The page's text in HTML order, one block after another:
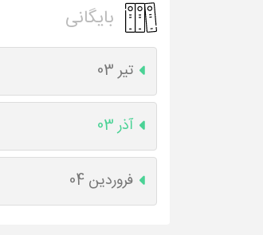
بایگانی
تیر 03
آذر 03
فروردین 04